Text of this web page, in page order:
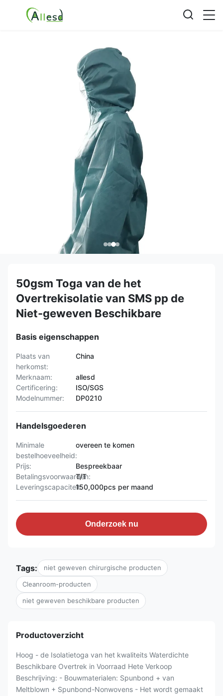
50gsm Toga van de het
Overtrekisolatie van SMS pp de
Niet-geweven Beschikbare
Basis eigenschappen
Plaats van
herkomst:
China
Merknaam:
allesd
Certificering:
ISO/SGS
Modelnummer:
DP0210
Handelsgoederen
Minimale
bestelhoeveelheid:
overeen te komen
Prijs:
Bespreekbaar
Betalingsvoorwaarden:
T/T
Leveringscapaciteit:150,000pcs per maand
Onderzoek nu
Tags: niet geweven chirurgische producten
Cleanroom-producten
niet geweven beschikbare producten
Productoverzicht
Hoog - de Isolatietoga van het kwaliteits Waterdichte
Beschikbare Overtrek in Voorraad Hete Verkoop
Beschrijving: - Bouwmaterialen: Spunbond + van
Meltblown + Spunbond-Nonwovens - Het wordt gemaakt